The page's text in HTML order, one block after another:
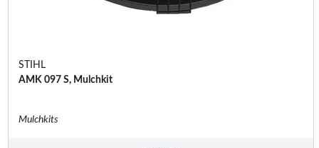
STIHL
AMK 097 S, Mulchkit
Mulchkits